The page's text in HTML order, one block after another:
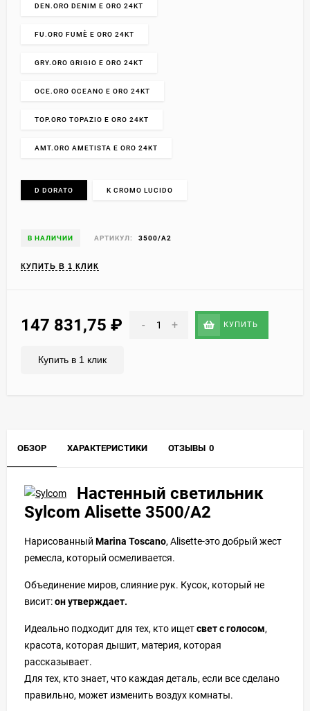
DEN.ORO DENIM E ORO 24KT
FU.ORO FUMÈ E ORO 24KT
GRY.ORO GRIGIO E ORO 24KT
OCE.ORO OCEANO E ORO 24KT
TOP.ORO TOPAZIO E ORO 24KT
AMT.ORO AMETISTA E ORO 24KT
D DORATO K CROMO LUCIDO
В НАЛИЧИИ АРТИКУЛ: 3500/A2
КУПИТЬ В 1 КЛИК
147 831,75 ₽ - + КУПИТЬ
Купить в 1 клик
ОБЗОР ХАРАКТЕРИСТИКИ ОТЗЫВЫ 0
Настенный светильник
Sylcom Alisette 3500/A2
Нарисованный Marina Toscano, Alisette-это добрый жест
ремесла, который осмеливается.
Объединение миров, слияние рук. Кусок, который не
висит:он утверждает.
Идеально подходит для тех, кто ищетсвет с голосом,
красота, которая дышит, материя, которая
рассказывает.
Для тех, кто знает, что каждая деталь, если все сделано
правильно, может изменить воздух комнаты.